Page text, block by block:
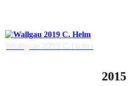
Wallgau 2019 C. Helm
2015